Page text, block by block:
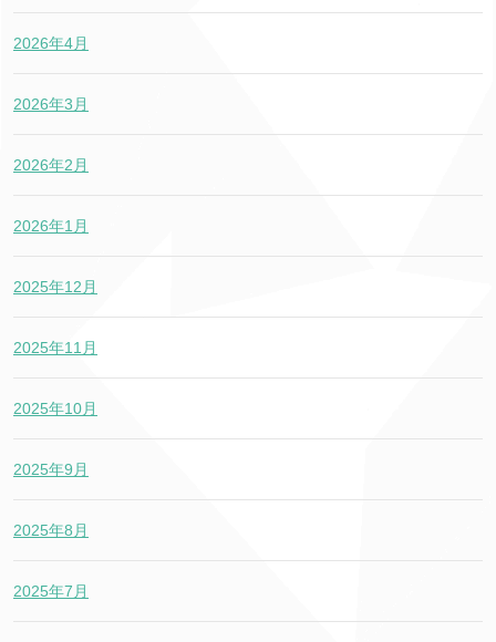
2026年4月
2026年3月
2026年2月
2026年1月
2025年12月
2025年11月
2025年10月
2025年9月
2025年8月
2025年7月